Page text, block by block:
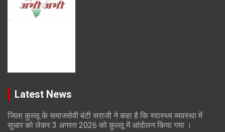
Latest News
जिला कुल्लू के समाजसेवी बंटी सराजी ने कहा है कि स्वास्थ्य व्यवस्था में
सुधार को लेकर 3 अगस्त 2026 को कुल्लू में आंदोलन किया गया ।